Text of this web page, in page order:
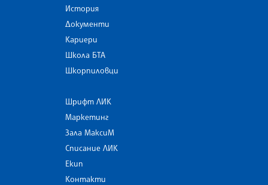
История
Документи
Кариери
Школа БТА
Шкорпиловци
Шрифт ЛИК
Маркетинг
Зала МаксиМ
Списание ЛИК
Екип
Контакти